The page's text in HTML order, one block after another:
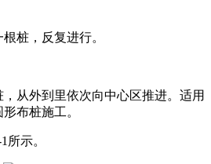
桩，反复进行。
从外到里依次向中心区推进。适用
布桩施工。
所示。